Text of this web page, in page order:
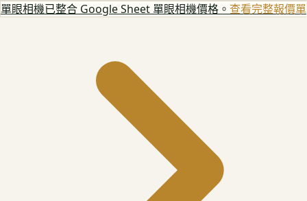
單眼相機已整合 Google Sheet 單眼相機價格。 查看完整報價單